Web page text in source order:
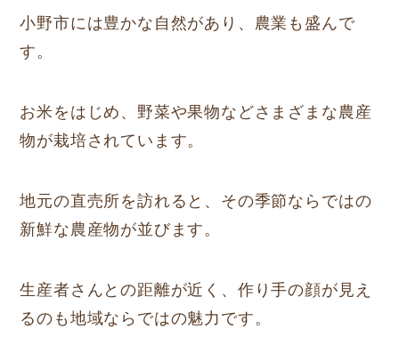
小野市には豊かな自然があり、農業も盛んで
す。
お米をはじめ、野菜や果物などさまざまな農産
物が栽培されています。
地元の直売所を訪れると、その季節ならではの
新鮮な農産物が並びます。
生産者さんとの距離が近く、作り手の顔が見え
るのも地域ならではの魅力です。